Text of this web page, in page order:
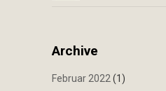
Archive
Februar 2022(1)